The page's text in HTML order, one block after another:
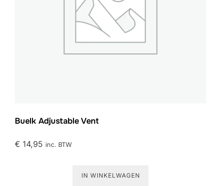
Buelk Adjustable Vent
€ 14,95 inc. BTW
IN WINKELWAGEN